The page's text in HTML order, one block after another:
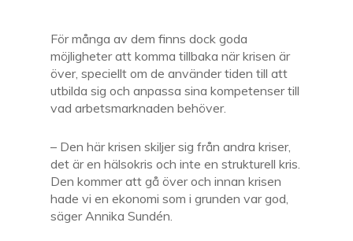
För många av dem finns dock goda
möjligheter att komma tillbaka när krisen är
över, speciellt om de använder tiden till att
utbilda sig och anpassa sina kompetenser till
vad arbetsmarknaden behöver.
– Den här krisen skiljer sig från andra kriser,
det är en hälsokris och inte en strukturell kris.
Den kommer att gå över och innan krisen
hade vi en ekonomi som i grunden var god,
säger Annika Sundén.